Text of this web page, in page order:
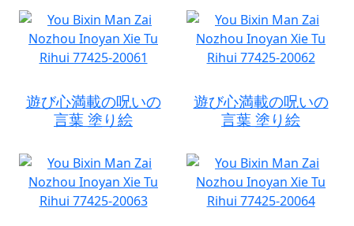
遊び心満載の呪いの
言葉 塗り絵
遊び心満載の呪いの
言葉 塗り絵